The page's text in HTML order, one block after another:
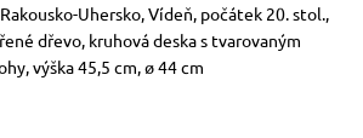
Uhersko, Vídeň, počátek 20. stol.,
dřevo, kruhová deska s tvarovaným
výška 45,5 cm, ø 44 cm